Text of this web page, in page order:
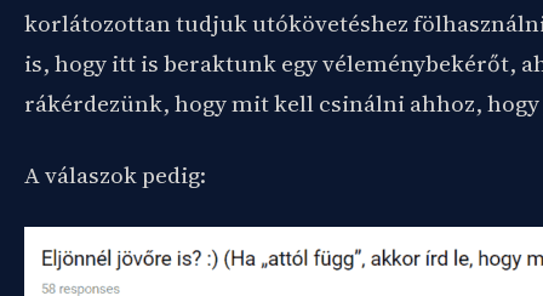
korlátozottan tudjuk utókövetéshez
is, hogy itt is beraktunk egy véleménybekérőt,
rákérdezünk, hogy mit kell csinálni ahhoz,
A válaszok pedig: